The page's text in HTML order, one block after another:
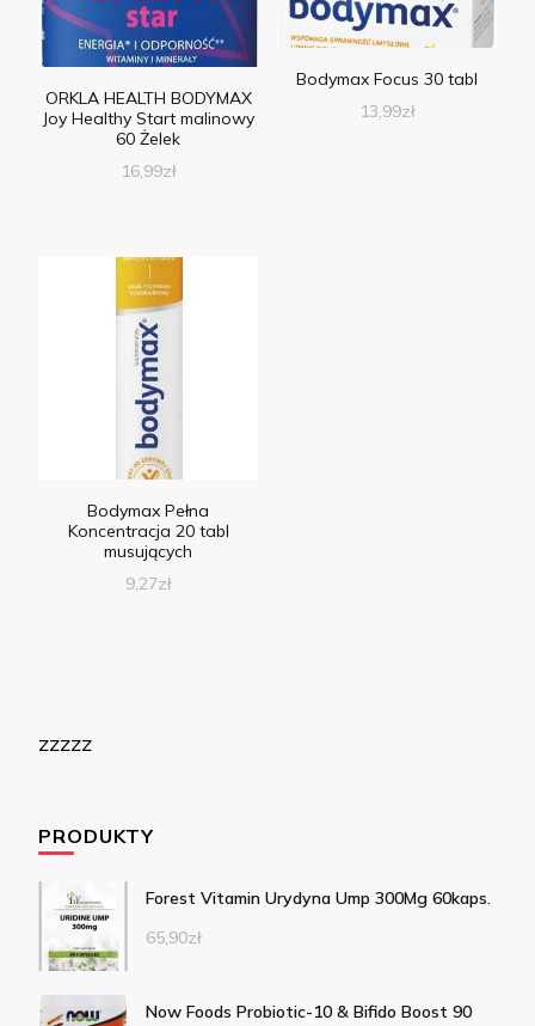
ORKLA HEALTH BODYMAX
Joy Healthy Start malinowy
60 Żelek
16,99zł
Bodymax Focus 30 tabl
13,99zł
Bodymax Pełna
Koncentracja 20 tabl
musujących
9,27zł
zzzzz
PRODUKTY
Forest Vitamin Urydyna Ump 300Mg 60kaps.
65,90zł
Now Foods Probiotic-10 & Bifido Boost 90